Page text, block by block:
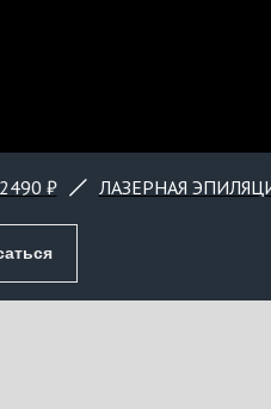
ЛАЗЕРНАЯ ЭПИЛЯЦИЯ